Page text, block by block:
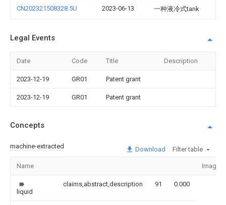
CN202321508328.5U 2023-06-13 一种液冷式tank
Legal Events
Date Code Title Description
2023-12-19 GR01 Patent grant
2023-12-19 GR01 Patent grant
Concepts
machine-extracted Download Filter table
Name Image
liquid
claims,abstract,description 91 0.000